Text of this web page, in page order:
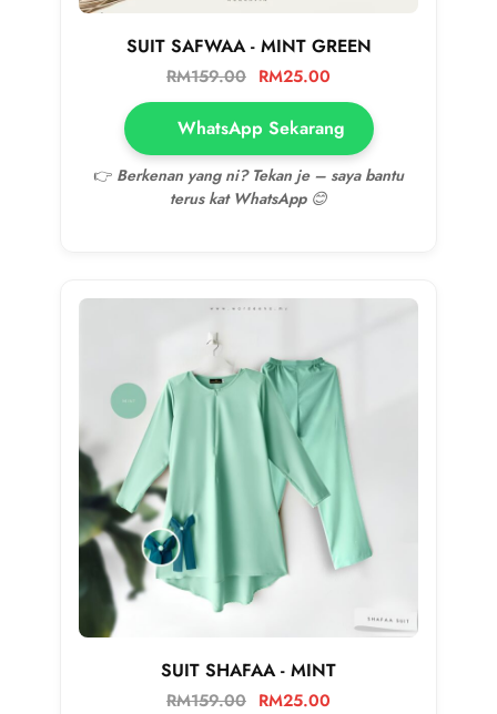
SUIT SAFWAA - MINT GREEN
RM159.00 RM25.00
WhatsApp Sekarang
👉 Berkenan yang ni? Tekan je – saya bantu
terus kat WhatsApp 😊
SUIT SHAFAA - MINT
RM159.00 RM25.00